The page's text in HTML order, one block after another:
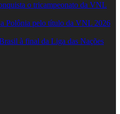
o tricampeonato da VNL
Polônia pelo título da VNL 2026
à final da Liga das Nações